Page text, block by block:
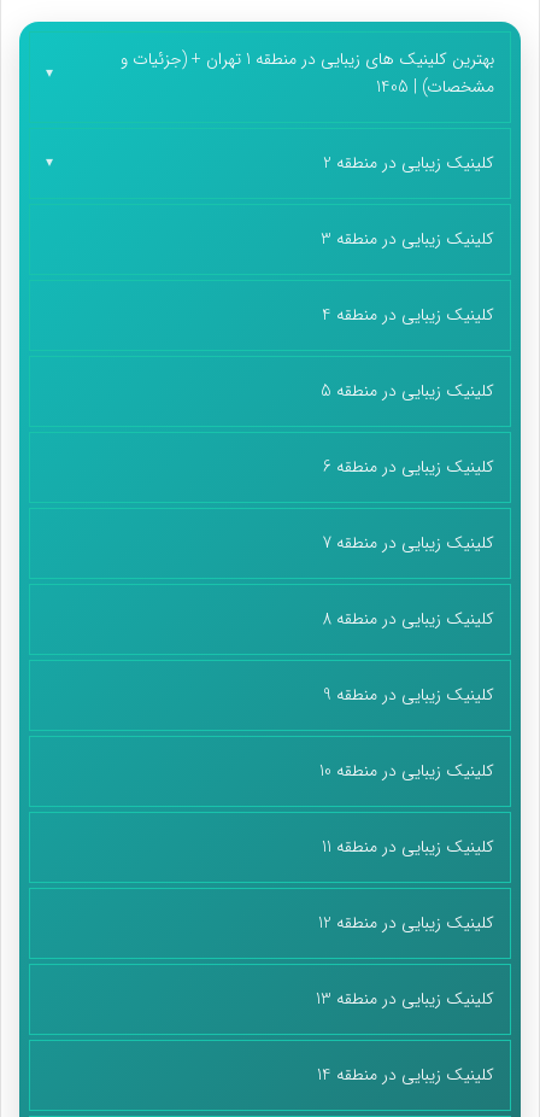
بهترین کلینیک های زیبایی در منطقه 1 تهران + (جزئیات و
مشخصات) | 1405
کلینیک زیبایی در منطقه 2
کلینیک زیبایی در منطقه 3
کلینیک زیبایی در منطقه 4
کلینیک زیبایی در منطقه 5
کلینیک زیبایی در منطقه 6
کلینیک زیبایی در منطقه 7
کلینیک زیبایی در منطقه 8
کلینیک زیبایی در منطقه 9
کلینیک زیبایی در منطقه 10
کلینیک زیبایی در منطقه 11
کلینیک زیبایی در منطقه 12
کلینیک زیبایی در منطقه 13
کلینیک زیبایی در منطقه 14